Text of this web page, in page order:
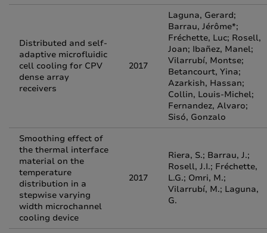
Distributed and self-
adaptive microfluidic
cell cooling for CPV
dense array
receivers
2017
Laguna, Gerard;
Barrau, Jérôme*;
Fréchette, Luc; Rosell,
Joan; Ibañez, Manel;
Vilarrubí, Montse;
Betancourt, Yina;
Azarkish, Hassan;
Collin, Louis-Michel;
Fernandez, Alvaro;
Sisó, Gonzalo
Smoothing effect of
the thermal interface
material on the
temperature
distribution in a
stepwise varying
width microchannel
cooling device
2017
Riera, S.; Barrau, J.;
Rosell, J.I.; Fréchette,
L.G.; Omri, M.;
Vilarrubí, M.; Laguna,
G.